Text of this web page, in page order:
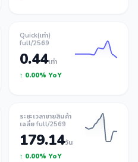
Quick(เท่า)
full/2569
0.44เท่า
↑ 0.00% YoY
ระยะเวลาขายสินค้า
เฉลี่ย full/2569
179.14วัน
↑ 0.00% YoY